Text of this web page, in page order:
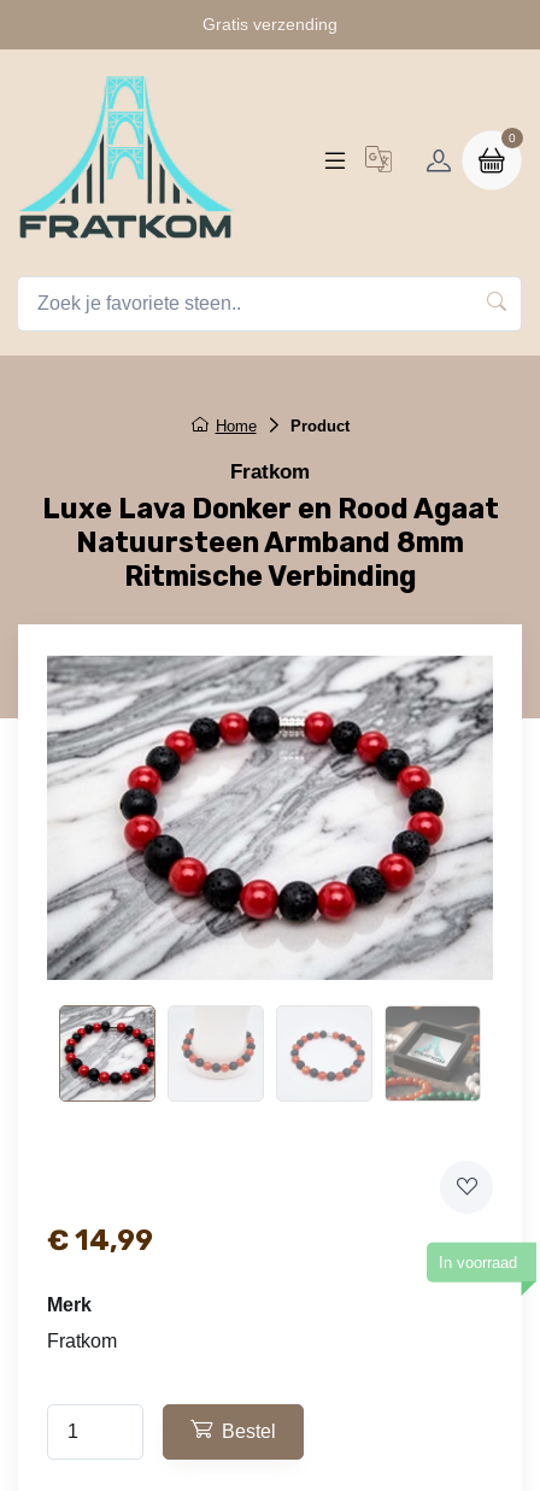
Gratis verzending
0
Home Product
Fratkom
Luxe Lava Donker en Rood Agaat
Natuursteen Armband 8mm
Ritmische Verbinding
€14,99
In voorraad
Merk
Fratkom
Bestel